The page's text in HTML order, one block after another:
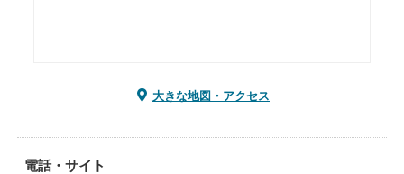
大きな地図・アクセス
電話・サイト